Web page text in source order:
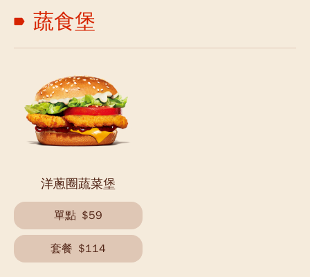
蔬食堡
洋蔥圈蔬菜堡
單點 $59
套餐 $114